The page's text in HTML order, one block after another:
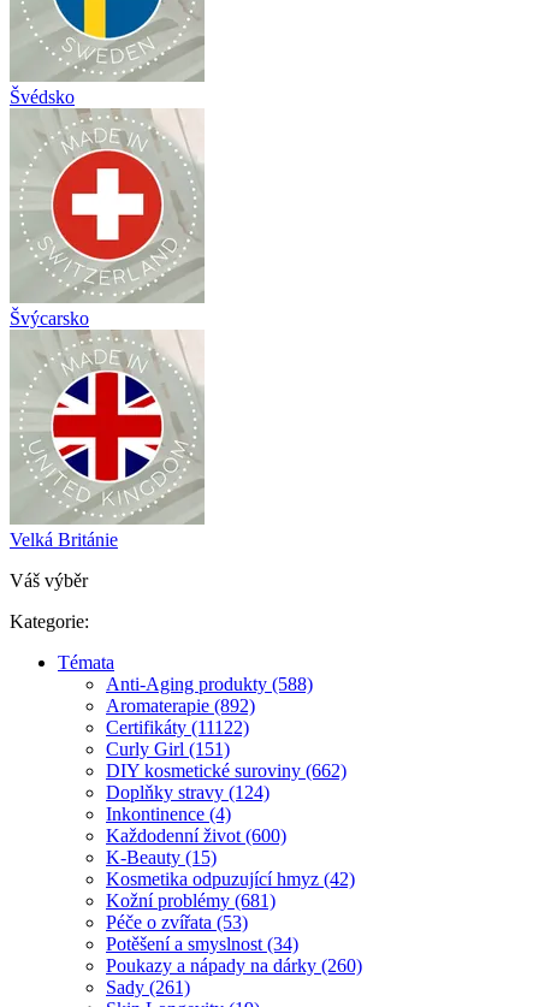
Švédsko
Švýcarsko
Velká Británie
Váš výběr
Kategorie:
Témata
Anti-Aging produkty (588)
Aromaterapie (892)
Certifikáty (11122)
Curly Girl (151)
DIY kosmetické suroviny (662)
Doplňky stravy (124)
Inkontinence (4)
Každodenní život (600)
K-Beauty (15)
Kosmetika odpuzující hmyz (42)
Kožní problémy (681)
Péče o zvířata (53)
Potěšení a smyslnost (34)
Poukazy a nápady na dárky (260)
Sady (261)